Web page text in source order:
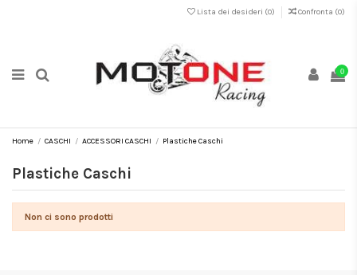
Lista dei desideri (0) Confronta (0)
0
Home CASCHI ACCESSORI CASCHI Plastiche Caschi
Plastiche Caschi
Non ci sono prodotti